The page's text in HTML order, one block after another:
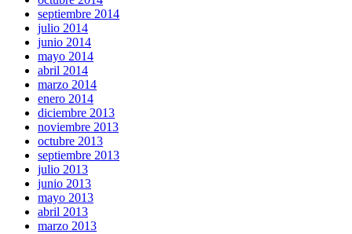
septiembre 2014
julio 2014
junio 2014
mayo 2014
abril 2014
marzo 2014
enero 2014
diciembre 2013
noviembre 2013
octubre 2013
septiembre 2013
julio 2013
junio 2013
mayo 2013
abril 2013
marzo 2013